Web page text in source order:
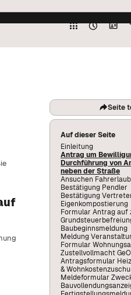
Hoher
Graustufen
Seite
Auf dieser Seite
Einleitung
Antrag um
Durchführung von
neben der Straße
Ansuchen
Bestätigung Pendler
Bestätigung
Eigenkompostierung
Formular Antrag auf
Baubeginnsmeldung
Meldung
Formular
Zustellvollmacht
Antragsformular
&
Meldeformular